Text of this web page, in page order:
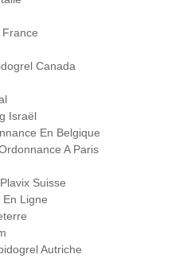
Canada
Israël
En Belgique
A Paris
Suisse
Ligne
Autriche